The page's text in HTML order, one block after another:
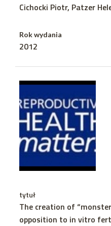
Cichocki Piotr, Patzer
Rok wydania
2012
tytuł
The creation of
opposition to in vitro